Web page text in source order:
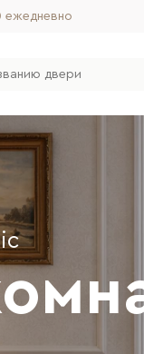
ежедневно